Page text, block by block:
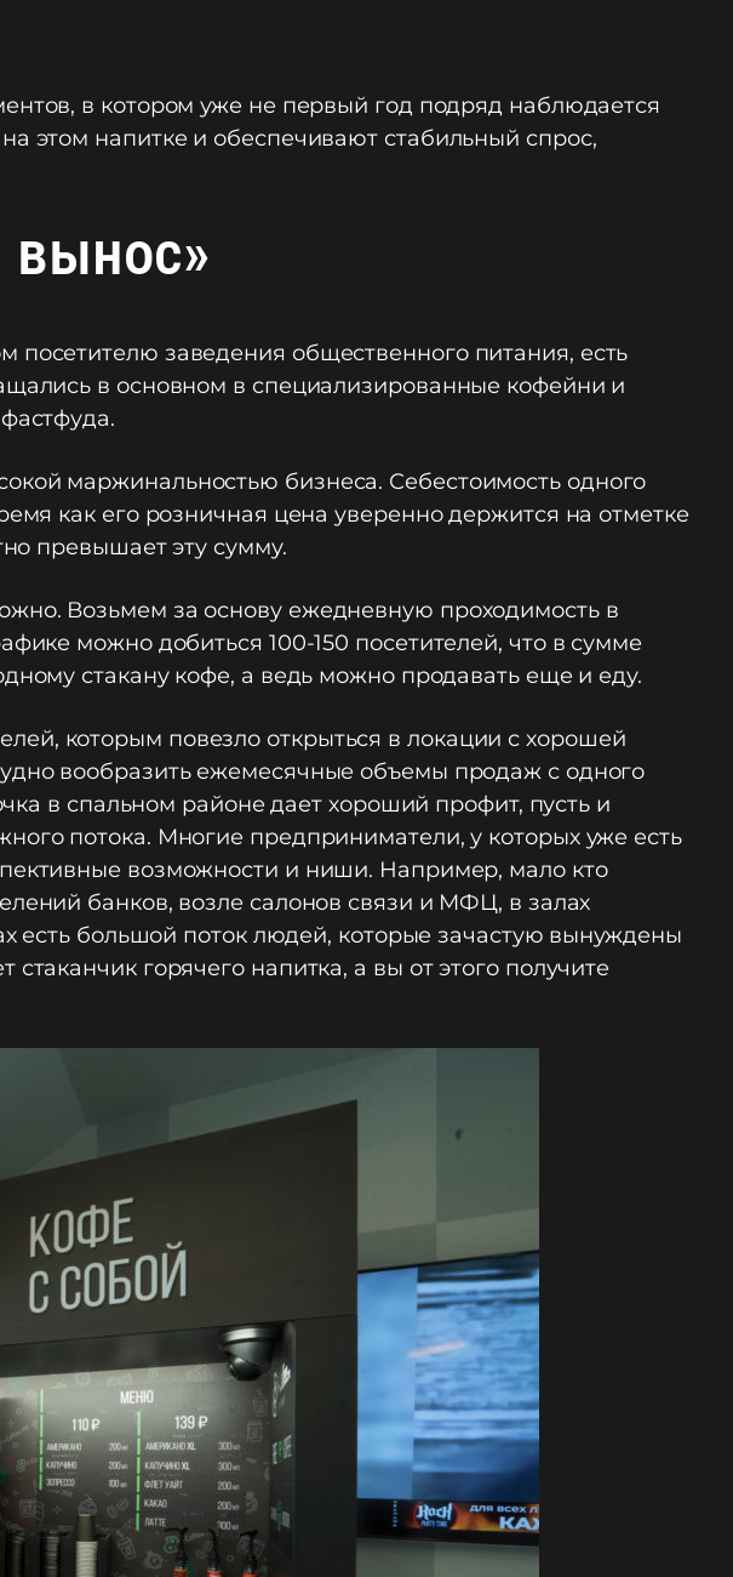
в котором уже не первый год подряд наблюдается
этом напитке и обеспечивают стабильный спрос,
вынос»
заведения общественного питания, есть
в основном в специализированные кофейни и
маржинальностью бизнеса. Себестоимость одного
как его розничная цена уверенно держится на отметке
превышает эту сумму.
Возьмем за основу ежедневную проходимость в
можно добиться 100-150 посетителей, что в сумме
стакану кофе, а ведь можно продавать еще и еду.
которым повезло открыться в локации с хорошей
вообразить ежемесячные объемы продаж с одного
в спальном районе дает хороший профит, пусть и
потока. Многие предприниматели, у которых уже есть
возможности и ниши. Например, мало кто
банков, возле салонов связи и МФЦ, в залах
есть большой поток людей, которые зачастую вынуждены
горячего напитка, а вы от этого получите